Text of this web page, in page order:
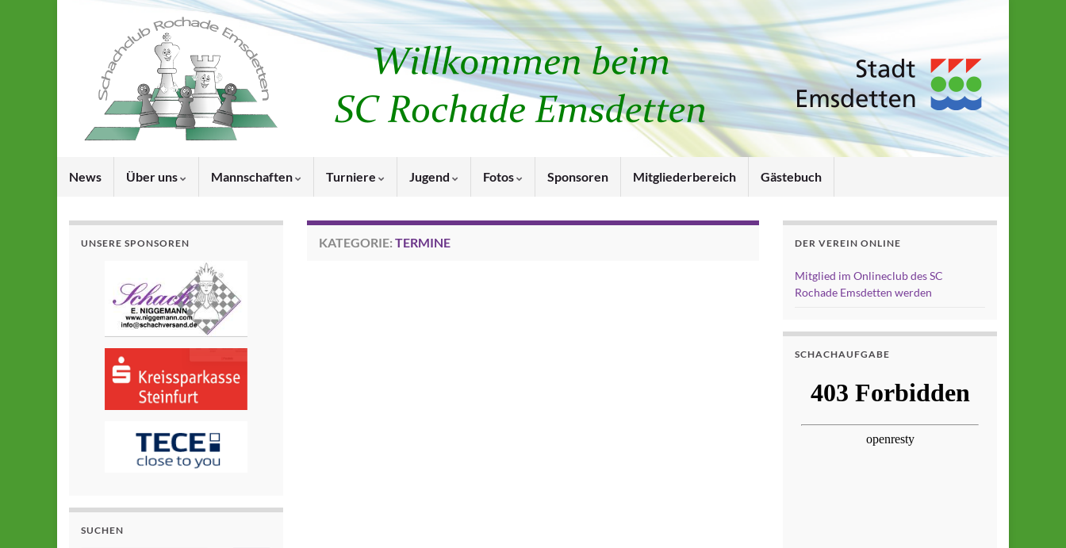
News Über uns Mannschaften Turniere Jugend Fotos Sponsoren Mitgliederbereich Gästebuch
KATEGORIE: TERMINE
UNSERE SPONSOREN
SUCHEN
DER VEREIN ONLINE
Mitglied im Onlineclub des SC
Rochade Emsdetten werden
SCHACHAUFGABE